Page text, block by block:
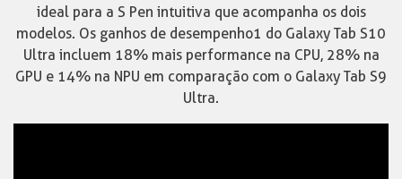
ideal para a S Pen intuitiva que acompanha os dois
modelos. Os ganhos de desempenho1 do Galaxy Tab S10
Ultra incluem 18% mais performance na CPU, 28% na
GPU e 14% na NPU em comparação com o Galaxy Tab S9
Ultra.